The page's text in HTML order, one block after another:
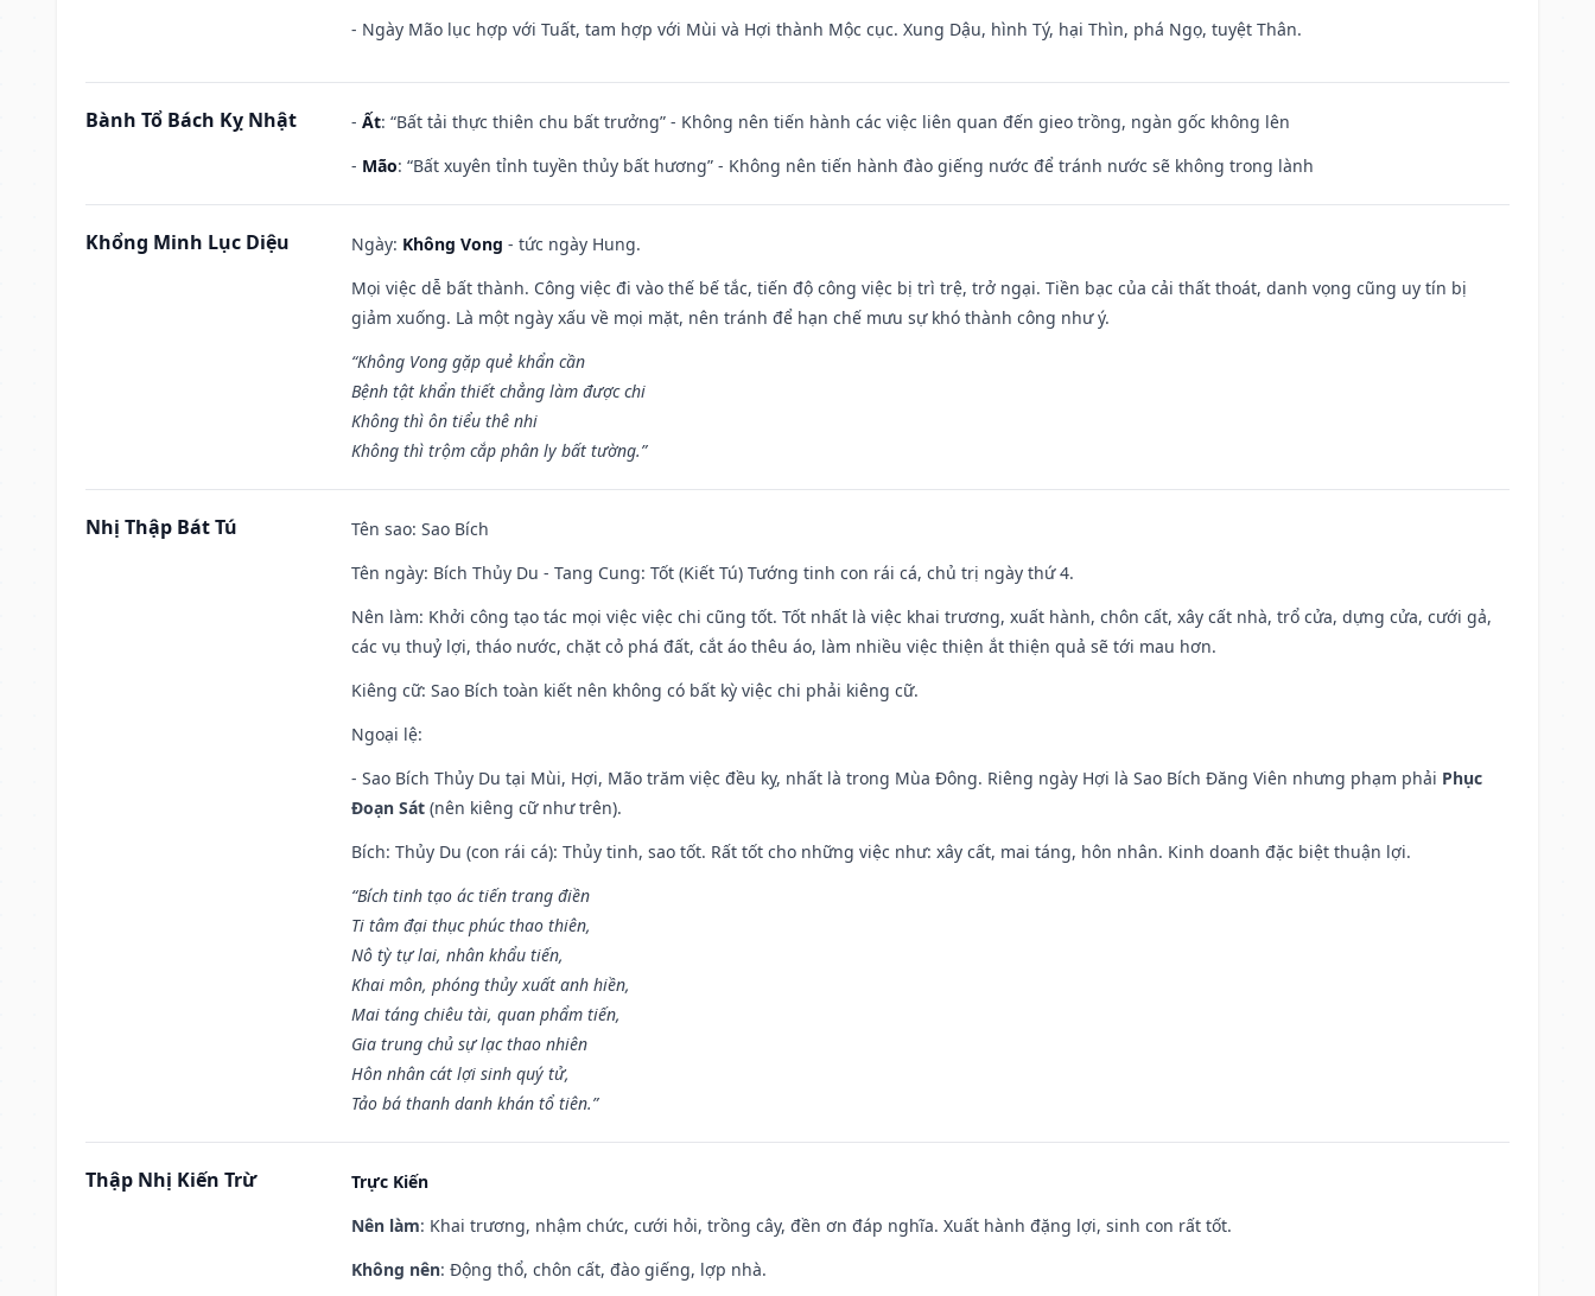
- Ngày Mão lục hợp với Tuất, tam hợp với Mùi và Hợi thành Mộc cục. Xung Dậu, hình Tý, hại Thìn, phá Ngọ, tuyệt Thân.
Bành Tổ Bách Kỵ Nhật - Ất: “Bất tải thực thiên chu bất trưởng” - Không nên tiến hành các việc liên quan đến gieo trồng, ngàn gốc không lên
- Mão: “Bất xuyên tỉnh tuyền thủy bất hương” - Không nên tiến hành đào giếng nước để tránh nước sẽ không trong lành
Khổng Minh Lục Diệu Ngày: Không Vong - tức ngày Hung.
Mọi việc dễ bất thành. Công việc đi vào thế bế tắc, tiến độ công việc bị trì trệ, trở ngại. Tiền bạc của cải thất thoát, danh vọng cũng uy tín bị
giảm xuống. Là một ngày xấu về mọi mặt, nên tránh để hạn chế mưu sự khó thành công như ý.
“Không Vong gặp quẻ khẩn cần
Bệnh tật khẩn thiết chẳng làm được chi
Không thì ôn tiểu thê nhi
Không thì trộm cắp phân ly bất tường.”
Nhị Thập Bát Tú Tên sao: Sao Bích
Tên ngày: Bích Thủy Du - Tang Cung: Tốt (Kiết Tú) Tướng tinh con rái cá, chủ trị ngày thứ 4.
Nên làm: Khởi công tạo tác mọi việc việc chi cũng tốt. Tốt nhất là việc khai trương, xuất hành, chôn cất, xây cất nhà, trổ cửa, dựng cửa, cưới gả,
các vụ thuỷ lợi, tháo nước, chặt cỏ phá đất, cắt áo thêu áo, làm nhiều việc thiện ắt thiện quả sẽ tới mau hơn.
Kiêng cữ: Sao Bích toàn kiết nên không có bất kỳ việc chi phải kiêng cữ.
Ngoại lệ:
- Sao Bích Thủy Du tại Mùi, Hợi, Mão trăm việc đều kỵ, nhất là trong Mùa Đông. Riêng ngày Hợi là Sao Bích Đăng Viên nhưng phạm phải Phục
Đoạn Sát (nên kiêng cữ như trên).
Bích: Thủy Du (con rái cá): Thủy tinh, sao tốt. Rất tốt cho những việc như: xây cất, mai táng, hôn nhân. Kinh doanh đặc biệt thuận lợi.
“Bích tinh tạo ác tiến trang điền
Ti tâm đại thục phúc thao thiên,
Nô tỳ tự lai, nhân khẩu tiến,
Khai môn, phóng thủy xuất anh hiền,
Mai táng chiêu tài, quan phẩm tiến,
Gia trung chủ sự lạc thao nhiên
Hôn nhân cát lợi sinh quý tử,
Tảo bá thanh danh khán tổ tiên.”
Thập Nhị Kiến Trừ
Trực Kiến
Nên làm: Khai trương, nhậm chức, cưới hỏi, trồng cây, đền ơn đáp nghĩa. Xuất hành đặng lợi, sinh con rất tốt.
Không nên: Động thổ, chôn cất, đào giếng, lợp nhà.